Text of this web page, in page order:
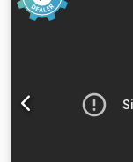
công suất nâng:
đăng ký lần đầu:
cột:
kính viễn